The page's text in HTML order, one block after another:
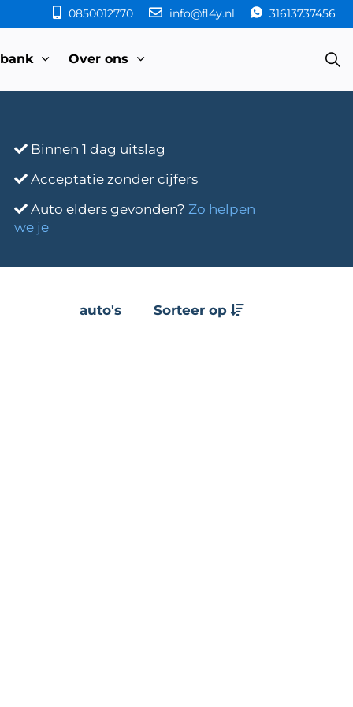
31613737456
info@fl4y.nl
0850012770
Over ons
Binnen 1 dag uitslag
Acceptatie zonder cijfers
Auto elders gevonden? Zo helpen
we je
Transmissie Bouwjaar Km-stand
auto's Sorteer op